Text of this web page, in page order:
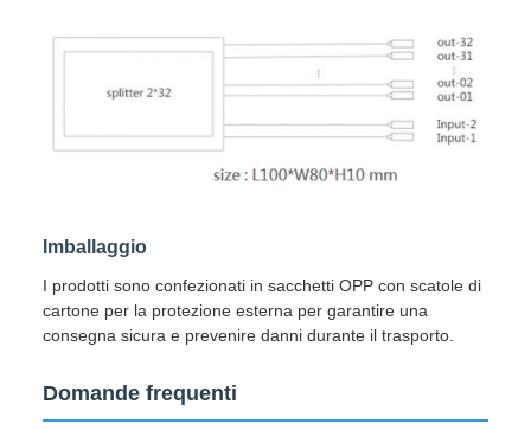
Imballaggio
I prodotti sono confezionati in sacchetti OPP con scatole di
cartone per la protezione esterna per garantire una
consegna sicura e prevenire danni durante il trasporto.
Domande frequenti